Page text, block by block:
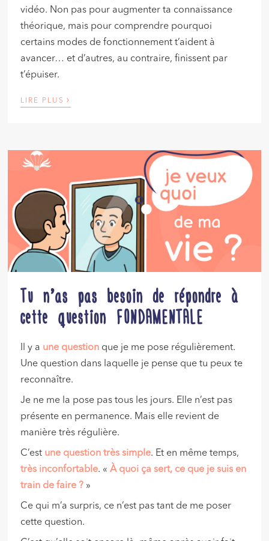
vidéo. Non pas pour augmenter ta connaissance
théorique, mais pour comprendre pourquoi
certains modes de fonctionnement t’aident à
avancer… et d’autres, au contraire, finissent par
t’épuiser.
LIRE PLUS ›
Tu n’as pas besoin de répondre à
cette question FONDAMENTALE
Il y a une question que je me pose régulièrement.
Une question dans laquelle je pense que tu peux te
reconnaître.
Je ne me la pose pas tous les jours. Elle n’est pas
présente en permanence. Mais elle revient de
manière très régulière.
C’est une question très simple. Et en même temps,
très inconfortable. «À quoi ça sert, ce que je suis en
train de faire ? »
Ce qui m’a surpris, ce n’est pas tant de me poser
cette question.